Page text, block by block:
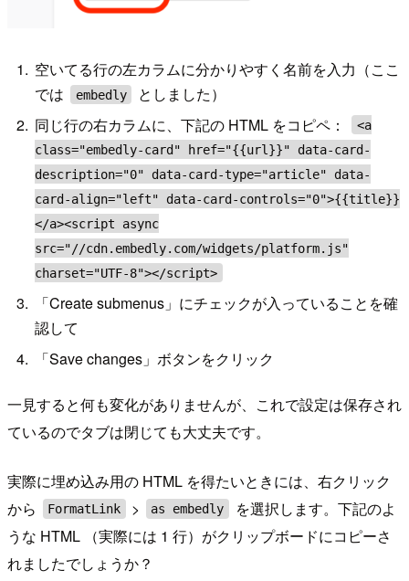
空いてる行の左カラムに分かりやすく名前を入力（ここ
では
embedly
としました）
同じ行の右カラムに、下記の HTML をコピペ：
<a
class="embedly-card" href="{{url}}" data-card-
description="0" data-card-type="article" data-
card-align="left" data-card-controls="0">{{title}}
</a><script async
src="//cdn.embedly.com/widgets/platform.js"
charset="UTF-8"></script>
「Create submenus」にチェックが入っていることを確
認して
「Save changes」ボタンをクリック
一見すると何も変化がありませんが、これで設定は保存され
ているのでタブは閉じても大丈夫です。
実際に埋め込み用の HTML を得たいときには、右クリック
から
FormatLink > as embedly
を選択します。下記のよ
うな HTML （実際には 1 行）がクリップボードにコピーさ
れましたでしょうか？